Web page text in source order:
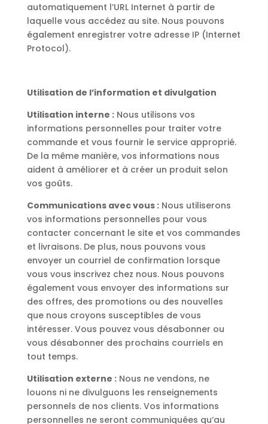
automatiquement l’URL Internet à partir de
laquelle vous accédez au site. Nous pouvons
également enregistrer votre adresse IP (Internet
Protocol).
Utilisation de l’information et divulgation
Utilisation interne :Nous utilisons vos
informations personnelles pour traiter votre
commande et vous fournir le service approprié.
De la même manière, vos informations nous
aident à améliorer et à créer un produit selon
vos goûts.
Communications avec vous :Nous utiliserons
vos informations personnelles pour vous
contacter concernant le site et vos commandes
et livraisons. De plus, nous pouvons vous
envoyer un courriel de confirmation lorsque
vous vous inscrivez chez nous. Nous pouvons
également vous envoyer des informations sur
des offres, des promotions ou des nouvelles
que nous croyons susceptibles de vous
intéresser. Vous pouvez vous désabonner ou
vous désabonner des prochains courriels en
tout temps.
Utilisation externe :Nous ne vendons, ne
louons ni ne divulguons les renseignements
personnels de nos clients. Vos informations
personnelles ne seront communiquées qu’au